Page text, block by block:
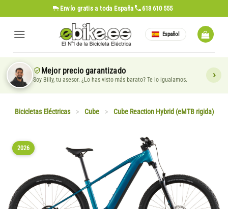
al
contenido
Envío gratis a toda España 613 610 555
Español
Mejor precio garantizado
Soy Billy, tu asesor. ¿Lo has visto más barato? Te lo igualamos.
Bicicletas Eléctricas > Cube > Cube Reaction Hybrid (eMTB rigida)
2026